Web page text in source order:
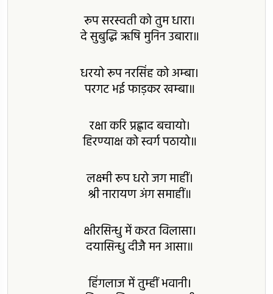
रूप सरस्वती को तुम धारा।
दे सुबुद्धि ऋषि मुनिन उबारा॥
धरयो रूप नरसिंह को अम्बा।
परगट भई फाड़कर खम्बा॥
रक्षा करि प्रह्लाद बचायो।
हिरण्याक्ष को स्वर्ग पठायो॥
लक्ष्मी रूप धरो जग माहीं।
श्री नारायण अंग समाहीं॥
क्षीरसिन्धु में करत विलासा।
दयासिन्धु दीजै मन आसा॥
हिंगलाज में तुम्हीं भवानी।